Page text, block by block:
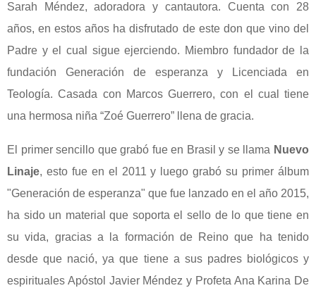
Sarah Méndez, adoradora y cantautora. Cuenta con 28
años, en estos años ha disfrutado de este don que vino del
Padre y el cual sigue ejerciendo. Miembro fundador de la
fundación Generación de esperanza y Licenciada en
Teología. Casada con Marcos Guerrero, con el cual tiene
una hermosa niña “Zoé Guerrero” llena de gracia.
El primer sencillo que grabó fue en Brasil y se llama Nuevo
Linaje, esto fue en el 2011 y luego grabó su primer álbum
"Generación de esperanza" que fue lanzado en el año 2015,
ha sido un material que soporta el sello de lo que tiene en
su vida, gracias a la formación de Reino que ha tenido
desde que nació, ya que tiene a sus padres biológicos y
espirituales Apóstol Javier Méndez y Profeta Ana Karina De